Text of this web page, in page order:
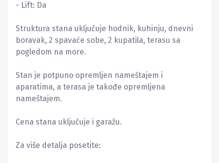
- Lift: Da
Struktura stana uključuje hodnik, kuhinju, dnevni
boravak, 2 spavaće sobe, 2 kupatila, terasu sa
pogledom na more.
Stan je potpuno opremljen nameštajem i
aparatima, a terasa je takođe opremljena
nameštajem.
Cena stana uključuje i garažu.
Za više detalja posetite: